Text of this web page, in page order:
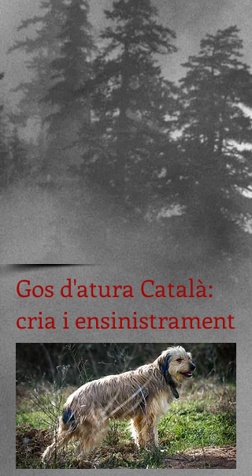
Gos d'atura Català:
cria i ensinistrament